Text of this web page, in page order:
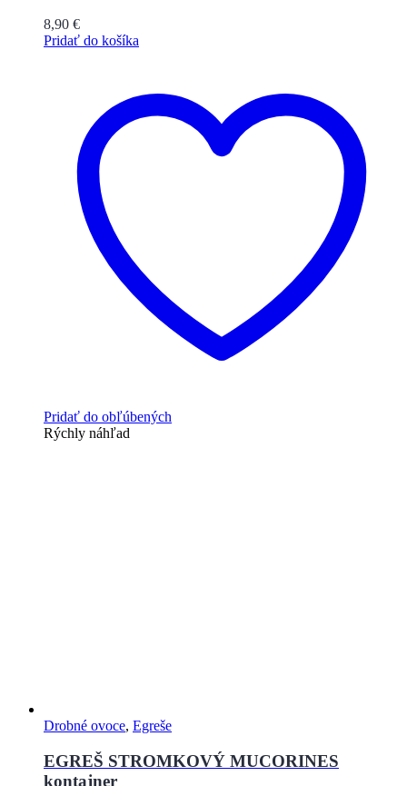
8,90 €
Pridať do košíka
Pridať do obľúbených
Rýchly náhľad
Drobné ovoce, Egreše
EGREŠ STROMKOVÝ MUCORINES
kontajner